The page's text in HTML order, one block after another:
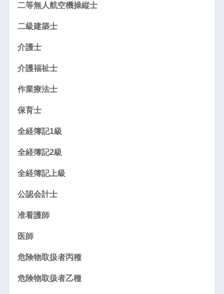
二等無人航空機操縦士
二級建築士
介護士
介護福祉士
作業療法士
保育士
全経簿記1級
全経簿記2級
全経簿記上級
公認会計士
准看護師
医師
危険物取扱者丙種
危険物取扱者乙種